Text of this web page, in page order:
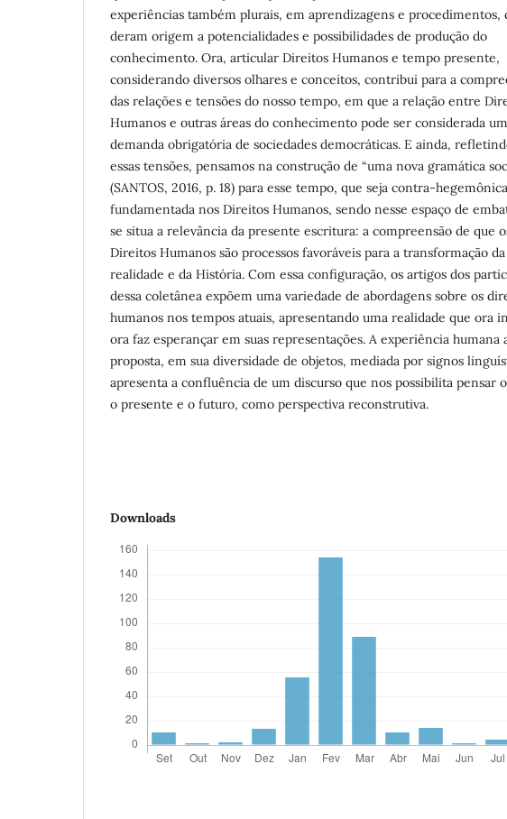
experiências também plurais, em aprendizagens e procedimentos,
deram origem a potencialidades e possibilidades de produção do
conhecimento. Ora, articular Direitos Humanos e tempo presente,
considerando diversos olhares e conceitos, contribui para a
das relações e tensões do nosso tempo, em que a relação entre
Humanos e outras áreas do conhecimento pode ser considerada
demanda obrigatória de sociedades democráticas. E ainda,
essas tensões, pensamos na construção de “uma nova gramática
(SANTOS, 2016, p. 18) para esse tempo, que seja contra-
fundamentada nos Direitos Humanos, sendo nesse espaço de
se situa a relevância da presente escritura: a compreensão de que
Direitos Humanos são processos favoráveis para a transformação da
realidade e da História. Com essa configuração, os artigos dos
dessa coletânea expõem uma variedade de abordagens sobre os
humanos nos tempos atuais, apresentando uma realidade que ora
ora faz esperançar em suas representações. A experiência humana
proposta, em sua diversidade de objetos, mediada por signos
apresenta a confluência de um discurso que nos possibilita pensar o
o presente e o futuro, como perspectiva reconstrutiva.
Downloads